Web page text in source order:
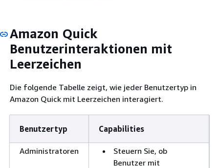
Amazon Quick
Benutzerinteraktionen mit
Leerzeichen
Die folgende Tabelle zeigt, wie jeder Benutzertyp in
Amazon Quick mit Leerzeichen interagiert.
Benutzertyp Capabilities
Administratoren
Steuern Sie, ob
Benutzer mit